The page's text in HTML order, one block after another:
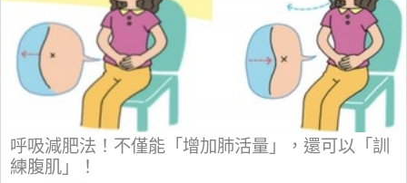
呼吸減肥法！不僅能「增加肺活量」，還可以「訓
練腹肌」！